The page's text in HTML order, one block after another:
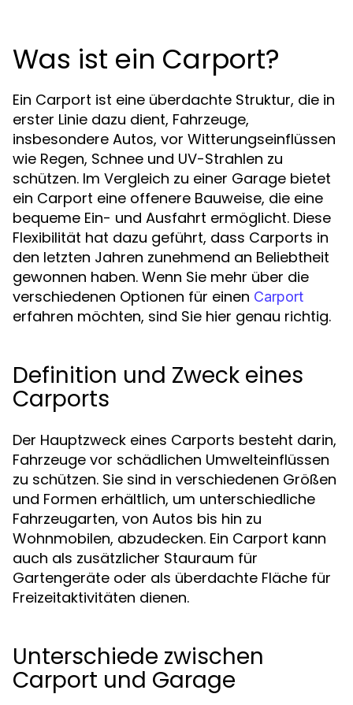
Was ist ein Carport?
Ein Carport ist eine überdachte Struktur, die in
erster Linie dazu dient, Fahrzeuge,
insbesondere Autos, vor Witterungseinflüssen
wie Regen, Schnee und UV-Strahlen zu
schützen. Im Vergleich zu einer Garage bietet
ein Carport eine offenere Bauweise, die eine
bequeme Ein- und Ausfahrt ermöglicht. Diese
Flexibilität hat dazu geführt, dass Carports in
den letzten Jahren zunehmend an Beliebtheit
gewonnen haben. Wenn Sie mehr über die
verschiedenen Optionen für einen Carport
erfahren möchten, sind Sie hier genau richtig.
Definition und Zweck eines
Carports
Der Hauptzweck eines Carports besteht darin,
Fahrzeuge vor schädlichen Umwelteinflüssen
zu schützen. Sie sind in verschiedenen Größen
und Formen erhältlich, um unterschiedliche
Fahrzeugarten, von Autos bis hin zu
Wohnmobilen, abzudecken. Ein Carport kann
auch als zusätzlicher Stauraum für
Gartengeräte oder als überdachte Fläche für
Freizeitaktivitäten dienen.
Unterschiede zwischen
Carport und Garage